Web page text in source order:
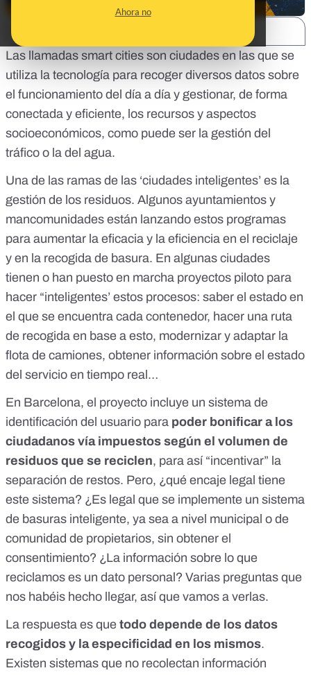
Ahora no
Las llamadas smart cities son ciudades en las que se
utiliza la tecnología para recoger diversos datos sobre
el funcionamiento del día a día y gestionar, de forma
conectada y eficiente, los recursos y aspectos
socioeconómicos, como puede ser la gestión del
tráfico o la del agua.
Una de las ramas de las ‘ciudades inteligentes’ es la
gestión de los residuos. Algunos ayuntamientos y
mancomunidades están lanzando estos programas
para aumentar la eficacia y la eficiencia en el reciclaje
y en la recogida de basura. En algunas ciudades
tienen o han puesto en marcha proyectos piloto para
hacer “inteligentes’ estos procesos: saber el estado en
el que se encuentra cada contenedor, hacer una ruta
de recogida en base a esto, modernizar y adaptar la
flota de camiones, obtener información sobre el estado
del servicio en tiempo real…
En Barcelona, el proyecto incluye un sistema de
identificación del usuario para poder bonificar a los
ciudadanos vía impuestos según el volumen de
residuos que se reciclen, para así “incentivar” la
separación de restos. Pero, ¿qué encaje legal tiene
este sistema? ¿Es legal que se implemente un sistema
de basuras inteligente, ya sea a nivel municipal o de
comunidad de propietarios, sin obtener el
consentimiento? ¿La información sobre lo que
reciclamos es un dato personal? Varias preguntas que
nos habéis hecho llegar, así que vamos a verlas.
La respuesta es que todo depende de los datos
recogidos y la especificidad en los mismos.
Existen sistemas que no recolectan información